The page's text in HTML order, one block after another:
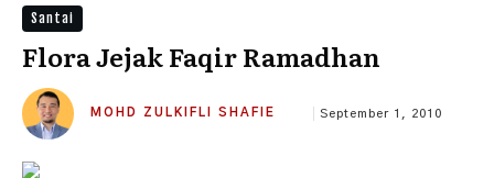
Santai
Flora Jejak Faqir Ramadhan
MOHD ZULKIFLI SHAFIE September 1, 2010